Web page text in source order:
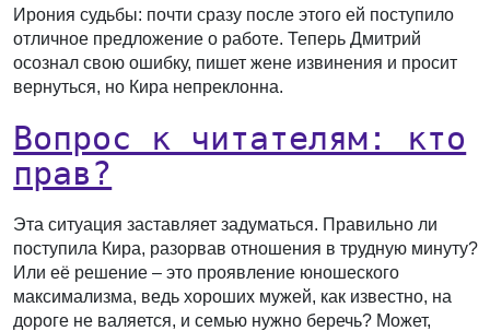
Ирония судьбы: почти сразу после этого ей поступило
отличное предложение о работе. Теперь Дмитрий
осознал свою ошибку, пишет жене извинения и просит
вернуться, но Кира непреклонна.
Вопрос к читателям: кто
прав?
Эта ситуация заставляет задуматься. Правильно ли
поступила Кира, разорвав отношения в трудную минуту?
Или её решение – это проявление юношеского
максимализма, ведь хороших мужей, как известно, на
дороге не валяется, и семью нужно беречь? Может,